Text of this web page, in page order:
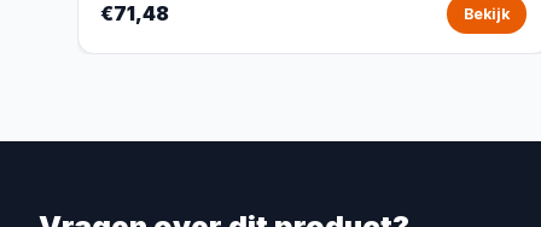
€71,48 Bekijk